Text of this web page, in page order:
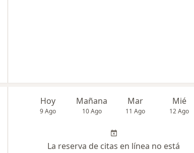
Hoy
9 Ago
Mañana
10 Ago
Mar
11 Ago
Mié
12 Ago
La reserva de citas en línea no está